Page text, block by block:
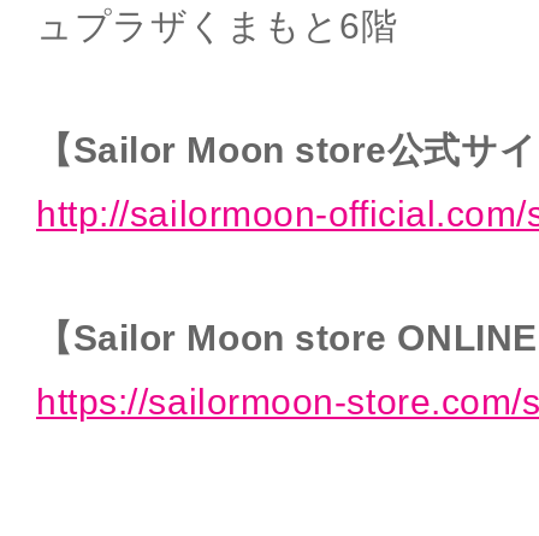
ュプラザくまもと6階
【Sailor Moon store公式サ
http://sailormoon-official.com/
【Sailor Moon store
https://sailormoon-store.com/